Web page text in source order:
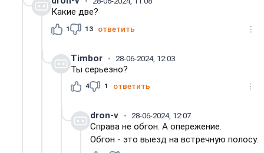
Какие две?
1 13 ответить
Timbor 28-06-2024, 12:03
Ты серьезно?
4 1 ответить
dron-v 28-06-2024, 12:07
Справа не обгон. А опережение.
Обгон - это выезд на встречную полосу.